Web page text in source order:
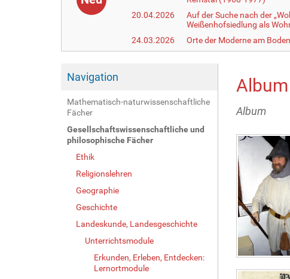
20.04.2026
Auf der Suche nach der
Weißenhofsiedlung als
24.03.2026
Orte der Moderne am
Navigation
Mathematisch-naturwissenschaftliche
Fächer
Gesellschaftswissenschaftliche und
philosophische Fächer
Ethik
Religionslehren
Geographie
Geschichte
Landeskunde, Landesgeschichte
Unterrichtsmodule
Erkunden, Erleben, Entdecken:
Lernortmodule
Album
Album
A
k
e
a
k
t
o
n
e